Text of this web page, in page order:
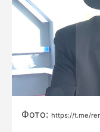
Фото: https://t.me/